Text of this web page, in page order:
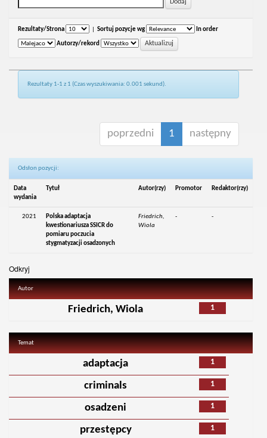
Rezultaty/Strona Sortuj pozycje wg In order
Autorzy/rekord
Rezultaty 1-1 z 1 (Czas wyszukiwania: 0.001 sekund).
poprzedni 1 następny
Odsłon pozycji:
Data
wydania
Tytuł Autor(rzy) Promotor Redaktor(rzy)
2021
Polska adaptacja
kwestionariusza SSICR do
pomiaru poczucia
stygmatyzacji osadzonych
Friedrich,
Wiola
- -
Odkryj
Autor
1
Friedrich, Wiola
Temat
1
adaptacja
1
criminals
1
osadzeni
1
przestępcy